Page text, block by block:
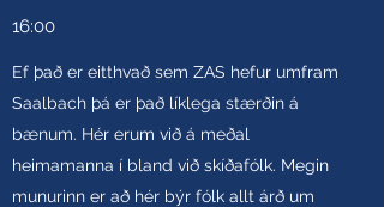
16:00
Ef það er eitthvað sem ZAS hefur umfram
Saalbach þá er það líklega stærðin á
bænum. Hér erum við á meðal
heimamanna í bland við skíðafólk. Megin
munurinn er að hér býr fólk allt árð um